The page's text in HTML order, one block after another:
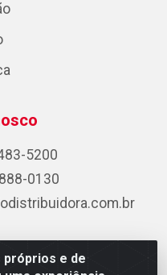
e de
5200
0130
de Campos, 42 -